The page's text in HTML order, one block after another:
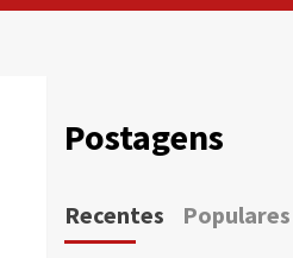
Postagens
Recentes Populares